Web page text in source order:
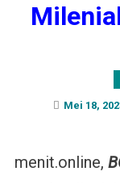
Mei 18,
menit.online,